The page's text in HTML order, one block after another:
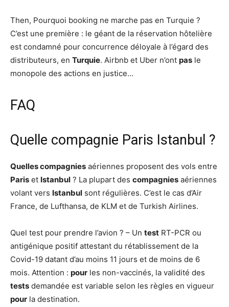
Then, Pourquoi booking ne marche pas en Turquie ?
C’est une première : le géant de la réservation hôtelière
est condamné pour concurrence déloyale à l’égard des
distributeurs, en Turquie. Airbnb et Uber n’ont pas le
monopole des actions en justice…
FAQ
Quelle compagnie Paris Istanbul ?
Quelles compagnies aériennes proposent des vols entre
Paris et Istanbul ? La plupart des compagnies aériennes
volant vers Istanbul sont régulières. C’est le cas d’Air
France, de Lufthansa, de KLM et de Turkish Airlines.
Quel test pour prendre l’avion ? – Un test RT-PCR ou
antigénique positif attestant du rétablissement de la
Covid-19 datant d’au moins 11 jours et de moins de 6
mois. Attention : pour les non-vaccinés, la validité des
tests demandée est variable selon les règles en vigueur
pour la destination.